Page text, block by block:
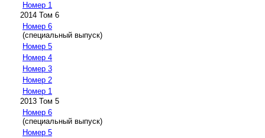
Номер 1
2014 Том 6
Номер 6
(специальный выпуск)
Номер 5
Номер 4
Номер 3
Номер 2
Номер 1
2013 Том 5
Номер 6
(специальный выпуск)
Номер 5